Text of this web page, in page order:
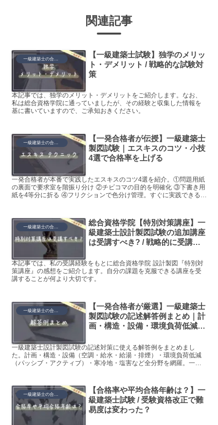
関連記事
一級建築士の合格ノウハウ
【一級建築士試験】独学のメリッ
ト・デメリット / 戦略的な試験対
策
本記事では、独学のメリット・デメリットをご紹介します。なお、
私は総合資格学院に通っていましたが、その経験と収集した情報を
基に書いていますので、ご承知おきください。
一級建築士の合格ノウハウ
【一発合格者が伝授】一級建築士
製図試験｜エスキスのコツ・小技
4選で合格率を上げる
一発合格者が本番で実践したエスキスのコツ4選を紹介。①問題用紙
の裏面で要求室を階振り分け ②チビコマの目的を明確化 ③下書き用
紙を4等分に折る ④フリクションで色分け管理。すぐに実践できるテ
一級建築士の合格ノウハウ
総合資格学院【特別対策講座】一
級建築士設計製図試験の追加講座
は受講すべき? / 戦略的に受講し
本記事では、私の受講経験をもとに総合資格学院 設計製図『特別対
策講座』の感想をご紹介します。自分の課題を克服できる講座を受
講することが何より大切です。
一級建築士の合格ノウハウ
【一発合格者が厳選】一級建築士
製図試験の記述解答例まとめ｜計
画・構造・設備・環境負荷低減
一級建築士設計製図試験の記述対策に使える解答例をまとめまし
た。計画・構造・設備（空調・給水・給湯・排煙）・環境負荷低減
（パッシブ・アクティブ）・寒冷地・塩害など全分野を網羅。一発
一級建築士の合格ノウハウ
【合格率や平均合格年齢は？】一
級建築士試験 / 受験資格改正で難
易度は変わった？